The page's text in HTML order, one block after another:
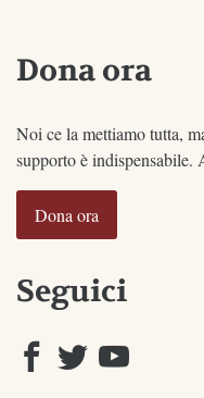
Dona ora
Noi ce la mettiamo tutta,
supporto è indispensabile.
Dona ora
Seguici